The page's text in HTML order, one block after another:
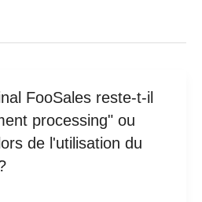
FooSales reste-t-il
processing" ou
de l'utilisation du